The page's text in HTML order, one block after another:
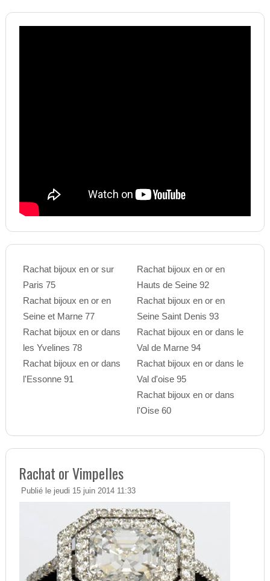
Rachat bijoux en or sur
Paris 75
Rachat bijoux en or en
Seine et Marne 77
Rachat bijoux en or dans
les Yvelines 78
Rachat bijoux en or dans
l'Essonne 91
Rachat bijoux en or en
Hauts de Seine 92
Rachat bijoux en or en
Seine Saint Denis 93
Rachat bijoux en or dans le
Val de Marne 94
Rachat bijoux en or dans le
Val d'oise 95
Rachat bijoux en or dans
l'Oise 60
Rachat or Vimpelles
Publié le jeudi 15 juin 2014 11:33